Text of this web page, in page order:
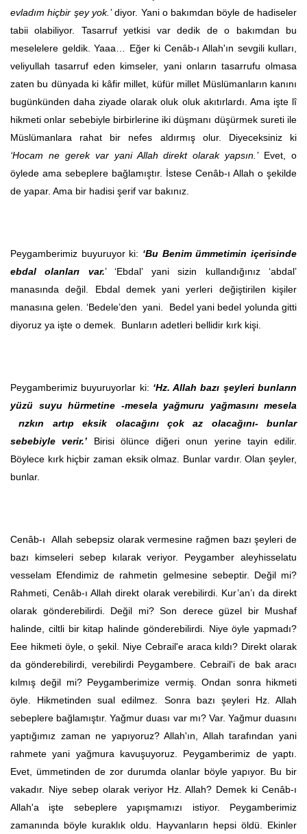
evladım hiçbir şey yok.’diyor. Yani o bakımdan böyle de hadiseler
tabii olabiliyor. Tasarruf yetkisi var dedik de o bakımdan bu
meselelere geldik. Yaaa… Eğer ki Cenâb-ı Allah'ın sevgili kulları,
veliyullah tasarruf eden kimseler, yani onların tasarrufu olmasa
zaten bu dünyada ki kâfir millet, küfür millet Müslümanların kanını
bugünkünden daha ziyade olarak oluk oluk akıtırlardı. Ama işte lî
hikmeti onlar sebebiyle birbirlerine iki düşmanı düşürmek sureti ile
Müslümanlara rahat bir nefes aldırmış olur. Diyeceksiniz ki
‘Hocam ne gerek var yani Allah direkt olarak yapsın.’Evet, o
öylede ama sebeplere bağlamıştır. İstese Cenâb-ı Allah o şekilde
de yapar. Ama bir hadisi şerif var bakınız.
Peygamberimiz buyuruyor ki: ‘Bu Benim ümmetimin içerisinde
ebdal olanları var.’ ‘Ebdal’ yani sizin kullandığınız ‘abdal’
manasında değil. Ebdal demek yani yerleri değiştirilen kişiler
manasına gelen. ‘Bedele’den yani. Bedel yani bedel yolunda gitti
diyoruz ya işte o demek. Bunların adetleri bellidir kırk kişi.
Peygamberimiz buyuruyorlar ki: ‘Hz. Allah bazı şeyleri bunların
yüzü suyu hürmetine -mesela yağmuru yağmasını mesela
rızkın artıp eksik olacağını çok az olacağını- bunlar
sebebiyle verir.’ Birisi ölünce diğeri onun yerine tayin edilir.
Böylece kırk hiçbir zaman eksik olmaz. Bunlar vardır. Olan şeyler,
bunlar.
Cenâb-ı Allah sebepsiz olarak vermesine rağmen bazı şeyleri de
bazı kimseleri sebep kılarak veriyor. Peygamber aleyhisselatu
vesselam Efendimiz de rahmetin gelmesine sebeptir. Değil mi?
Rahmeti, Cenâb-ı Allah direkt olarak verebilirdi. Kur’an’ı da direkt
olarak gönderebilirdi. Değil mi? Son derece güzel bir Mushaf
halinde, ciltli bir kitap halinde gönderebilirdi. Niye öyle yapmadı?
Eee hikmeti öyle, o şekil. Niye Cebrail'e araca kıldı? Direkt olarak
da gönderebilirdi, verebilirdi Peygambere. Cebrail'i de bak aracı
kılmış değil mi? Peygamberimize vermiş. Ondan sonra hikmeti
öyle. Hikmetinden sual edilmez. Sonra bazı şeyleri Hz. Allah
sebeplere bağlamıştır. Yağmur duası var mı? Var. Yağmur duasını
yaptığımız zaman ne yapıyoruz? Allah'ın, Allah tarafından yani
rahmete yani yağmura kavuşuyoruz. Peygamberimiz de yaptı.
Evet, ümmetinden de zor durumda olanlar böyle yapıyor. Bu bir
vakadır. Niye sebep olarak veriyor Hz. Allah? Demek ki Cenâb-ı
Allah'a işte sebeplere yapışmamızı istiyor. Peygamberimiz
zamanında böyle kuraklık oldu. Hayvanların hepsi öldü. Ekinler